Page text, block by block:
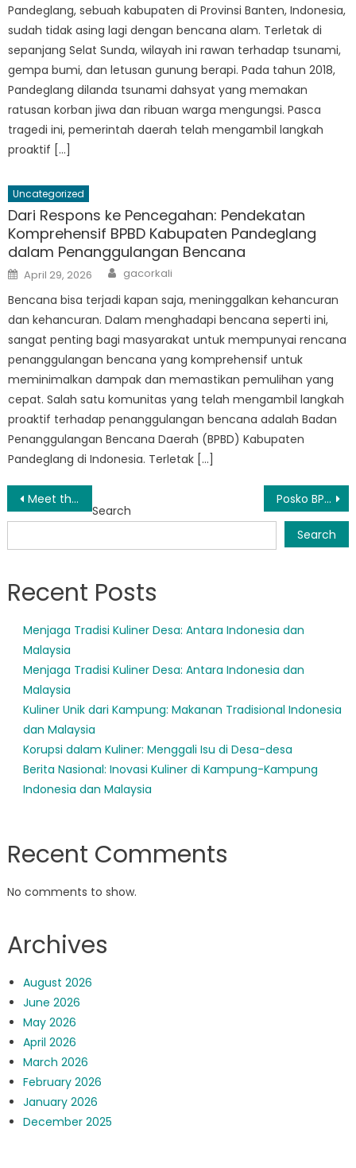
Pandeglang, sebuah kabupaten di Provinsi Banten, Indonesia,
sudah tidak asing lagi dengan bencana alam. Terletak di
sepanjang Selat Sunda, wilayah ini rawan terhadap tsunami,
gempa bumi, dan letusan gunung berapi. Pada tahun 2018,
Pandeglang dilanda tsunami dahsyat yang memakan
ratusan korban jiwa dan ribuan warga mengungsi. Pasca
tragedi ini, pemerintah daerah telah mengambil langkah
proaktif […]
Uncategorized
Dari Respons ke Pencegahan: Pendekatan
Komprehensif BPBD Kabupaten Pandeglang
dalam Penanggulangan Bencana
Posted
on
April 29, 2026 Author
gacorkali
Bencana bisa terjadi kapan saja, meninggalkan kehancuran
dan kehancuran. Dalam menghadapi bencana seperti ini,
sangat penting bagi masyarakat untuk mempunyai rencana
penanggulangan bencana yang komprehensif untuk
meminimalkan dampak dan memastikan pemulihan yang
cepat. Salah satu komunitas yang telah mengambil langkah
proaktif terhadap penanggulangan bencana adalah Badan
Penanggulangan Bencana Daerah (BPBD) Kabupaten
Pandeglang di Indonesia. Terletak […]
Post
navigation
Meet the Team: Inside the Work of BPBD Sukaresmi Pandeglang Posko BPBD Pandeglang: Suar Harapan di Saat Bencana
Search
Search
Recent Posts
Menjaga Tradisi Kuliner Desa: Antara Indonesia dan
Malaysia
Menjaga Tradisi Kuliner Desa: Antara Indonesia dan
Malaysia
Kuliner Unik dari Kampung: Makanan Tradisional Indonesia
dan Malaysia
Korupsi dalam Kuliner: Menggali Isu di Desa-desa
Berita Nasional: Inovasi Kuliner di Kampung-Kampung
Indonesia dan Malaysia
Recent Comments
No comments to show.
Archives
August 2026
June 2026
May 2026
April 2026
March 2026
February 2026
January 2026
December 2025